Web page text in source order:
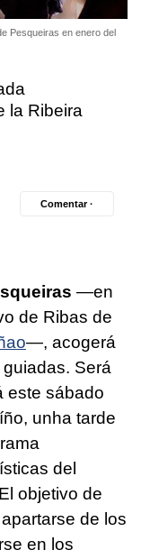
Pesqueiras en enero del
la Ribeira
Comentar ·
—en
de Ribas de
—, acogerá
Será
este sábado
unha tarde
del
objetivo de
de los
en los